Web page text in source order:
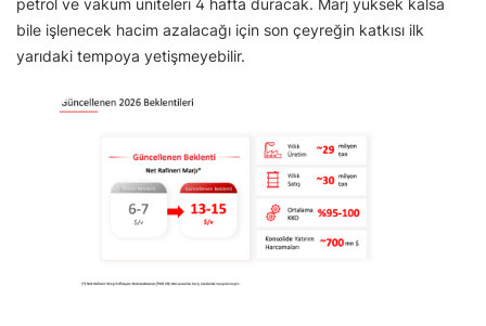
petrol ve vakum üniteleri 4 hafta duracak. Marj yüksek kalsa
bile işlenecek hacim azalacağı için son çeyreğin katkısı ilk
yarıdaki tempoya yetişmeyebilir.